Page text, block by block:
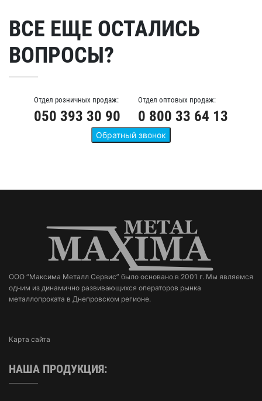
ВСЕ ЕЩЕ ОСТАЛИСЬ
ВОПРОСЫ?
Отдел розничных продаж:
050 393 30 90
Отдел оптовых продаж:
0 800 33 64 13
ООО “Максима Металл Сервис” было основано в 2001 г. Мы являемся
одним из динамично развивающихся операторов рынка
металлопроката в Днепровском регионе.
Карта сайта
НАША ПРОДУКЦИЯ: